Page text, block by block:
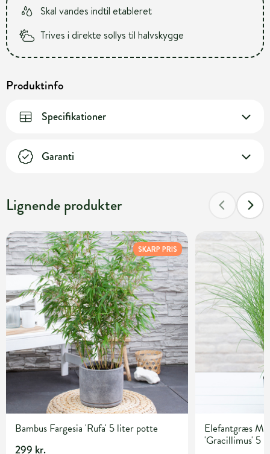
Skal vandes indtil etableret
Trives i direkte sollys til halvskygge
Produktinfo
Specifikationer
Garanti
Lignende produkter
SKARP PRIS
Bambus Fargesia 'Rufa' 5 liter potte
299 kr.
Elefantgræs
'Gracillimus' 5